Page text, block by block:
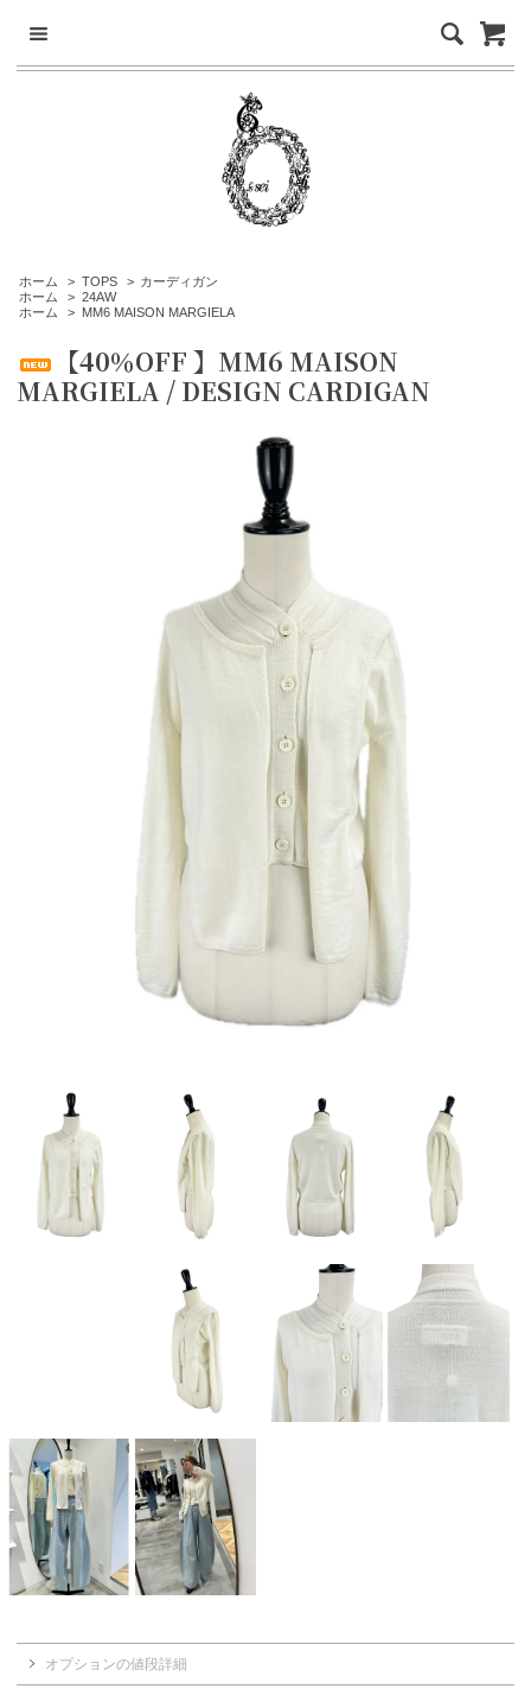
ホーム > TOPS > カーディガン
ホーム
> 24AW
ホーム
> MM6 MAISON MARGIELA
【40％OFF 】MM6 MAISON
MARGIELA / DESIGN CARDIGAN
オプションの値段詳細